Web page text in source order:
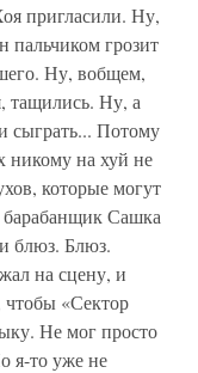
пригласили. Ну,
грозит
Ну, вобщем,
тащились. Ну, а
сыграть... Потому
никому на хуй не
которые могут
Сашка
блюз. Блюз.
на сцену, и
«Сектор
Не мог просто
я-то уже не